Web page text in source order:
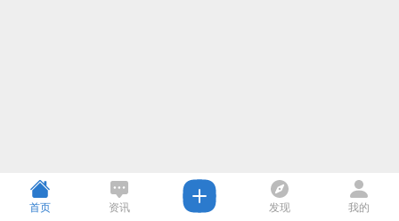
首页 资讯 发现 我的